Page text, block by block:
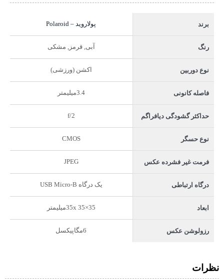
برند پولاروید – Polaroid
رنگ آبی, قرمز, مشکی
نوع دوربین اکشن (ورزشی)
فاصله کانونی 3.4میلیمتر
حداکثر گشودگی دیافراگم f/2
نوع حسگر CMOS
فرمت غیر فشرده عکس JPEG
درگاه ارتباطی یک درگاه USB Micro-B
ابعاد 35x 35×35میلیمتر
رزولوشن عکس 6مگاپیکسل
نظرات